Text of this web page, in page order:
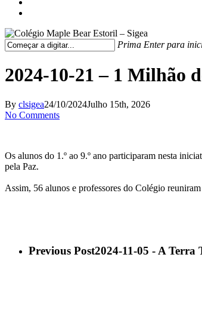
Prima Enter para
Pesquisa
2024-10-21 – 1 Milhão
By clsigea24/10/2024Julho 15th, 2026
No Comments
Os alunos do 1.º ao 9.º ano participaram nesta
pela Paz.
Assim, 56 alunos e professores do Colégio
Previous Post2024-11-05 - A Terra